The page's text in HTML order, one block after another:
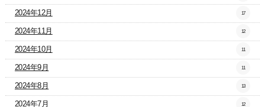
2024年12月 17
2024年11月 12
2024年10月 11
2024年9月 11
2024年8月 13
2024年7月 12